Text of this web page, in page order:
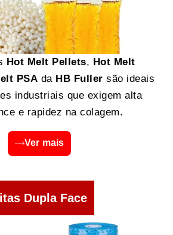
Hot Melt Pellets, Hot Melt
PSA da HB Fuller são ideais
industriais que exigem alta
e rapidez na colagem.
Ver mais
Dupla Face